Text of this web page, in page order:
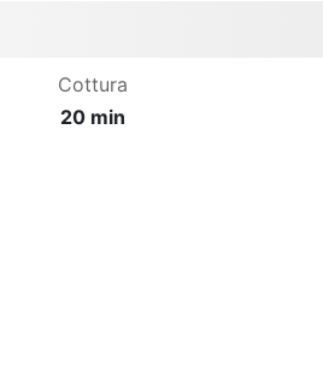
Cottura
20 min